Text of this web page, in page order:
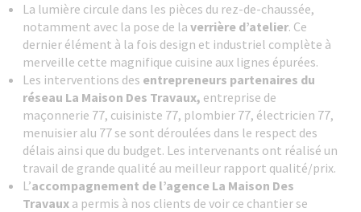
La lumière circule dans les pièces du rez-de-chaussée,
notamment avec la pose de laverrière d’atelier. Ce
dernier élément à la fois design et industriel complète à
merveille cette magnifique cuisine aux lignes épurées.
Les interventions des entrepreneurs partenaires du
réseau La Maison Des Travaux, entreprise de
maçonnerie 77, cuisiniste 77, plombier 77, électricien 77,
menuisier alu 77 se sont déroulées dans le respect des
délais ainsi que du budget. Les intervenants ont réalisé un
travail de grande qualité au meilleur rapport qualité/prix.
L’accompagnement de l’agence La Maison Des
Travaux a permis à nos clients de voir ce chantier se